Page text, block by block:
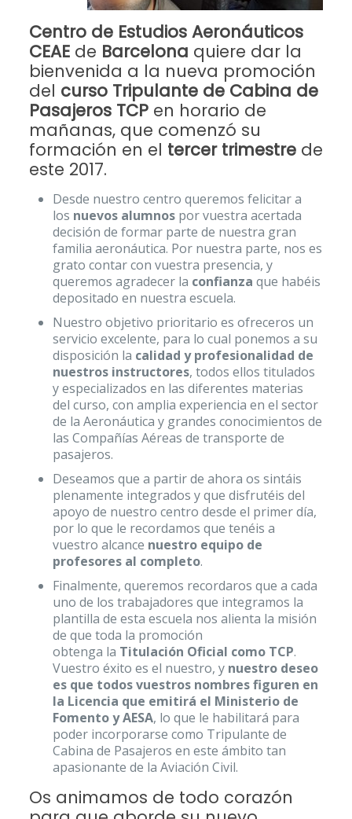
Centro de Estudios Aeronáuticos
CEAEde Barcelona quiere dar la
bienvenida a la nueva promoción
del curso Tripulante de Cabina de
Pasajeros TCPen horario de
mañanas, que comenzó su
formación en el tercer trimestrede
este 2017.
Desde nuestro centro queremos felicitar a
los nuevos alumnospor vuestra acertada
decisión de formar parte de nuestra gran
familia aeronáutica. Por nuestra parte, nos es
grato contar con vuestra presencia, y
queremos agradecer la confianza que habéis
depositado en nuestra escuela.
Nuestro objetivo prioritario es ofreceros un
servicio excelente, para lo cual ponemos a su
disposición la calidad y profesionalidad de
nuestros instructores, todos ellos titulados
y especializados en las diferentes materias
del curso, con amplia experiencia en el sector
de la Aeronáutica y grandes conocimientos de
las Compañías Aéreas de transporte de
pasajeros.
Deseamos que a partir de ahora os sintáis
plenamente integrados y que disfrutéis del
apoyo de nuestro centro desde el primer día,
por lo que le recordamos que tenéis a
vuestro alcance nuestro equipo de
profesores al completo.
Finalmente, queremos recordaros que a cada
uno de los trabajadores que integramos la
plantilla de esta escuela nos alienta la misión
de que toda la promoción
obtenga la Titulación Oficial como TCP.
Vuestro éxito es el nuestro, y nuestro deseo
es que todos vuestros nombres figuren en
la Licencia que emitirá el Ministerio de
Fomento y AESA, lo que le habilitará para
poder incorporarse como Tripulante de
Cabina de Pasajeros en este ámbito tan
apasionante de la Aviación Civil.
Os animamos de todo corazón